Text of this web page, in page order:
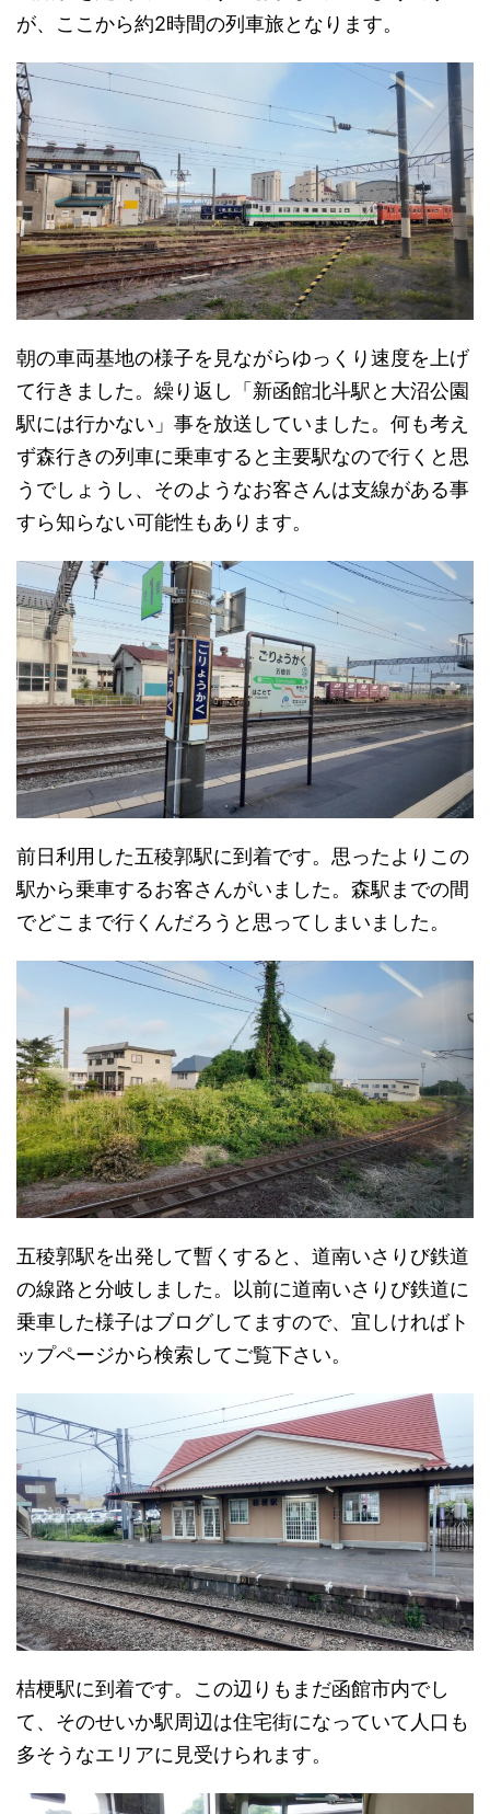
が、ここから約2時間の列車旅となります。
朝の車両基地の様子を見ながらゆっくり速度を上げ
て行きました。繰り返し「新函館北斗駅と大沼公園
駅には行かない」事を放送していました。何も考え
ず森行きの列車に乗車すると主要駅なので行くと思
うでしょうし、そのようなお客さんは支線がある事
すら知らない可能性もあります。
前日利用した五稜郭駅に到着です。思ったよりこの
駅から乗車するお客さんがいました。森駅までの間
でどこまで行くんだろうと思ってしまいました。
五稜郭駅を出発して暫くすると、道南いさりび鉄道
の線路と分岐しました。以前に道南いさりび鉄道に
乗車した様子はブログしてますので、宜しければト
ップページから検索してご覧下さい。
桔梗駅に到着です。この辺りもまだ函館市内でし
て、そのせいか駅周辺は住宅街になっていて人口も
多そうなエリアに見受けられます。